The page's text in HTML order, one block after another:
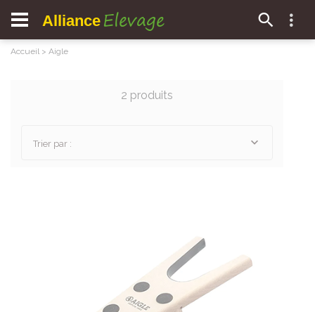
Alliance Elevage
Accueil > Aigle
2 produits
Trier par :